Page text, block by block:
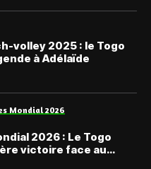
volley 2025 : le Togo
à Adélaïde
Mondial 2026
2026 : Le Togo
victoire face au